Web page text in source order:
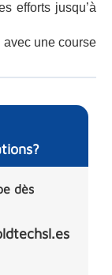
efforts jusqu’à
une course
dès